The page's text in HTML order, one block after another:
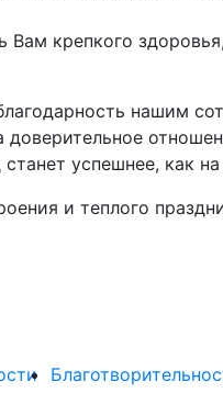
Вам крепкого
нашим
доверительное
успешнее, как
и теплого